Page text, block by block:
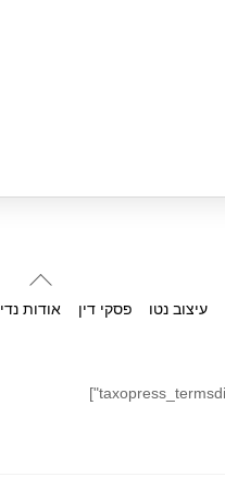
Back
To
עיצוב נטו פסקי דין אודות נדי